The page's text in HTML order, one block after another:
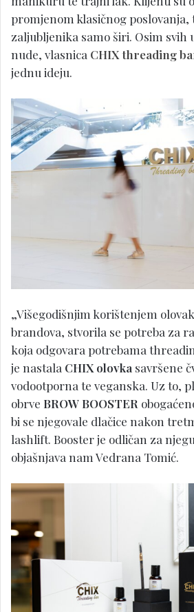
promjenom klasičnog poslovanja,
zaljubljenika samo širi. Osim svih
nude, vlasnica CHIX threading
jednu ideju.
„Višegodišnjim korištenjem
brandova, stvorila se potreba za
koja odgovara potrebama
je nastala CHIX olovka savršene
vodootporna te veganska. Uz to,
obrve BROW BOOSTER
bi se njegovale dlačice nakon
lashlift. Booster je odličan za
objašnjava nam Vedrana Tomić.